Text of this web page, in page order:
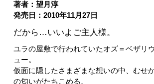
著者：望月淳
発売日：2010年11月27日
だから…いいよご主人様。
ユラの屋敷で行われていたオズ＝ベザリ
ュー。
仮面に隠したさまざまな想いの中、むせ
の匂いがたちこめる。